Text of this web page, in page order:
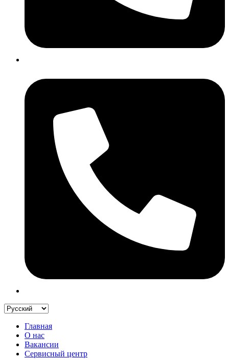
Главная
О нас
Вакансии
Сервисный центр